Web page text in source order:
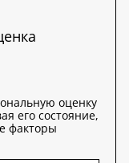
оценку
его состояние,
факторы